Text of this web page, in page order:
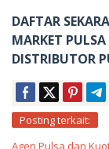
DAFTAR
MARKET PULSA
DISTRIBUTOR
Posting terkait:
Agen Pulsa dan